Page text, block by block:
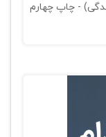
- چاپ چهارم